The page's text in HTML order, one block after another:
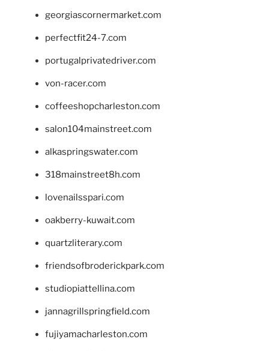
georgiascornermarket.com
perfectfit24-7.com
portugalprivatedriver.com
von-racer.com
coffeeshopcharleston.com
salon104mainstreet.com
alkaspringswater.com
318mainstreet8h.com
lovenailsspari.com
oakberry-kuwait.com
quartzliterary.com
friendsofbroderickpark.com
studiopiattellina.com
jannagrillspringfield.com
fujiyamacharleston.com